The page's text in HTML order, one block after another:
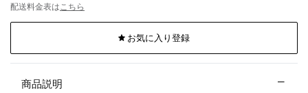
配送料金表は こちら
お気に入り登録
商品説明